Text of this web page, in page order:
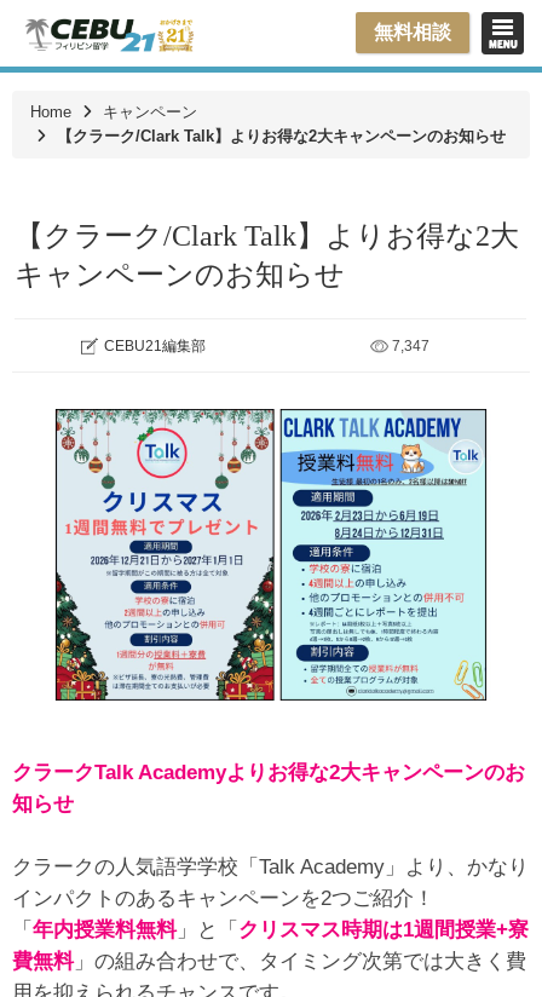
無料相談
Home
キャンペーン
【クラーク/Clark Talk】よりお得な2大キャンペーンのお知らせ
【クラーク/Clark Talk】よりお得な2大
キャンペーンのお知らせ
CEBU21編集部 7,347
クラークTalk Academyよりお得な2大キャンペーンのお
知らせ
クラークの人気語学学校「Talk Academy」より、かなり
インパクトのあるキャンペーンを2つご紹介！
「年内授業料無料」と「クリスマス時期は1週間授業+寮
費無料」の組み合わせで、タイミング次第では大きく費
用を抑えられるチャンスです。